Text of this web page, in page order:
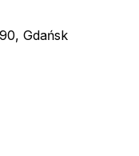
Gdańsk